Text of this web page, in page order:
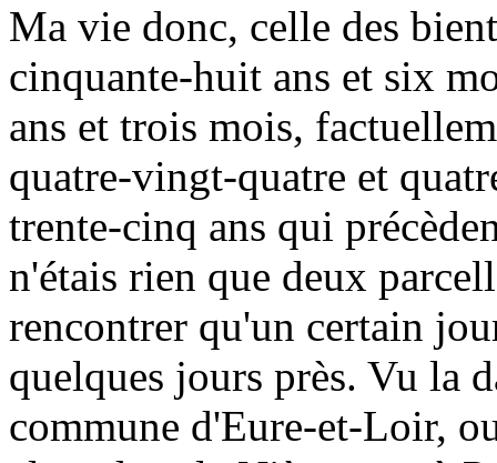
Ma vie donc, celle des
cinquante-huit ans et six
ans et trois mois,
quatre-vingt-quatre et
trente-cinq ans qui
n'étais rien que deux
rencontrer qu'un certain
quelques jours près. Vu la
commune d'Eure-et-Loir,